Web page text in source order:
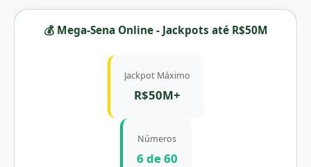
💰 Mega-Sena Online - Jackpots até R$50M
Jackpot Máximo
R$50M+
Números
6 de 60